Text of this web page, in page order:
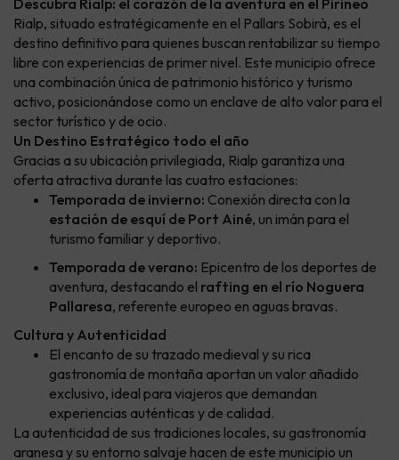
Descubra Rialp: el corazón de la aventura en el Pirineo
Rialp, situado estratégicamente en el Pallars Sobirà, es el
destino definitivo para quienes buscan rentabilizar su tiempo
libre con experiencias de primer nivel. Este municipio ofrece
una combinación única de patrimonio histórico y turismo
activo, posicionándose como un enclave de alto valor para el
sector turístico y de ocio.
Un Destino Estratégico todo el año
Gracias a su ubicación privilegiada, Rialp garantiza una
oferta atractiva durante las cuatro estaciones:
Temporada de invierno: Conexión directa con la
estación de esquí de Port Ainé, un imán para el
turismo familiar y deportivo.
Temporada de verano: Epicentro de los deportes de
aventura, destacando el rafting en el río Noguera
Pallaresa, referente europeo en aguas bravas.
Cultura y Autenticidad
El encanto de su trazado medieval y su rica
gastronomía de montaña aportan un valor añadido
exclusivo, ideal para viajeros que demandan
experiencias auténticas y de calidad.
La autenticidad de sus tradiciones locales, su gastronomía
aranesa y su entorno salvaje hacen de este municipio un